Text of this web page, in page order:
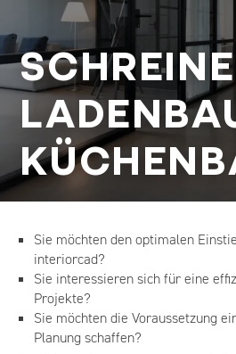
Sie möchten den optimalen
interiorcad?
Sie interessieren sich für eine
Projekte?
Sie möchten die Voraussetzung
Planung schaffen?